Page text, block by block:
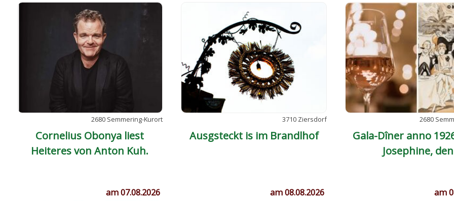
2680 Semmering-Kurort
Cornelius Obonya liest
Heiteres von Anton Kuh.
3710 Ziersdorf
Ausgsteckt is im Brandlhof
2680
Gala-Dîner anno
Josephine, den
am 07.08.2026 am 08.08.2026 am